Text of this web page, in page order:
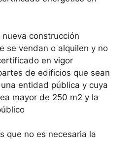
construcción
se vendan o alquilen y no
en vigor
de edificios que sean
entidad pública y cuya
mayor de 250 m2 y la
que no es necesaria la